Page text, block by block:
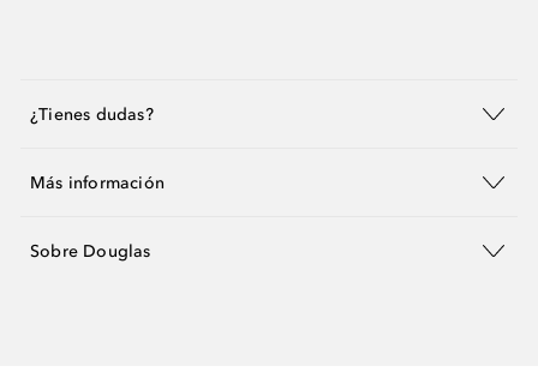
¿Tienes dudas?
Más información
Sobre Douglas